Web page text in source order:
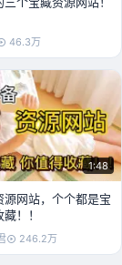
46.3万
1:48
源网站，个个都是宝
！！
246.2万